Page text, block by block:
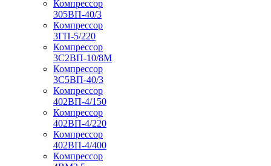
Компрессор
305ВП-40/3
Компрессор
3ГП-5/220
Компрессор
3С2ВП-10/8М
Компрессор
3С5ВП-40/3
Компрессор
402ВП-4/150
Компрессор
402ВП-4/220
Компрессор
402ВП-4/400
Компрессор